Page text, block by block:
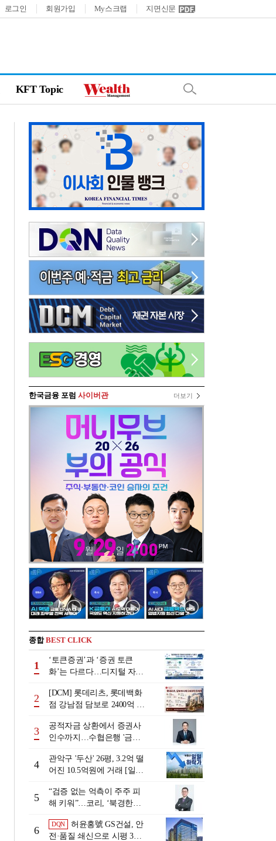
로그인 회원가입 My스크랩 지면신문
KFT Topic
한국금융 포럼 사이버관 더보기
종합BEST CLICK
1
‘토큰증권’과 ‘증권 토큰
화’는 다르다…디지털 자본
2
[DCM] 롯데리츠, 롯데백화
점 강남점 담보로 2400억 조
3
공적자금 상환에서 증권사
인수까지…수협은행 '금융
행 금융그룹의 꿈①]
4
관악구 '두산' 26평, 3.2억 떨
어진 10.5억원에 거래 [일일
5
“검증 없는 억측이 주주 피
해 키워”…코리, ‘북경한미
6
DQN
허윤홍號 GS건설, 안
전·품질 쇄신으로 시평 3위